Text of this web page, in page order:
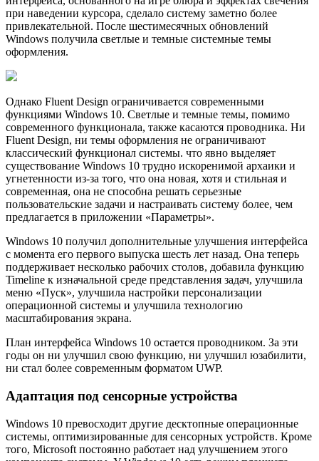
при наведении курсора, сделало систему заметно более
привлекательной. После шестимесячных обновлений
Windows получила светлые и темные системные темы
оформления.
Однако Fluent Design ограничивается современными
функциями Windows 10. Светлые и темные темы, помимо
современного функционала, также касаются проводника. Ни
Fluent Design, ни темы оформления не ограничивают
классический функционал системы. что явно выделяет
существование Windows 10 трудно искоренимой архаики и
угнетенности из-за того, что она новая, хотя и стильная и
современная, она не способна решать серьезные
пользовательские задачи и настраивать систему более, чем
предлагается в приложении «Параметры».
Windows 10 получил дополнительные улучшения интерфейса
с момента его первого выпуска шесть лет назад. Она теперь
поддерживает несколько рабочих столов, добавила функцию
Timeline к изначальной среде представления задач, улучшила
меню «Пуск», улучшила настройки персонализации
операционной системы и улучшила технологию
масштабирования экрана.
План интерфейса Windows 10 остается проводником. За эти
годы он ни улучшил свою функцию, ни улучшил юзабилити,
ни стал более современным форматом UWP.
Адаптация под сенсорные устройства
Windows 10 превосходит другие десктопные операционные
системы, оптимизированные для сенсорных устройств. Кроме
того, Microsoft постоянно работает над улучшением этого